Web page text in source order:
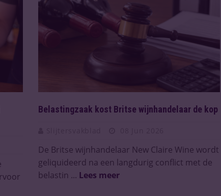
Belastingzaak kost Britse wijnhandelaar de kop
De Britse wijnhandelaar New Claire Wine wordt
geliquideerd na een langdurig conflict met de
belastin ... Lees meer